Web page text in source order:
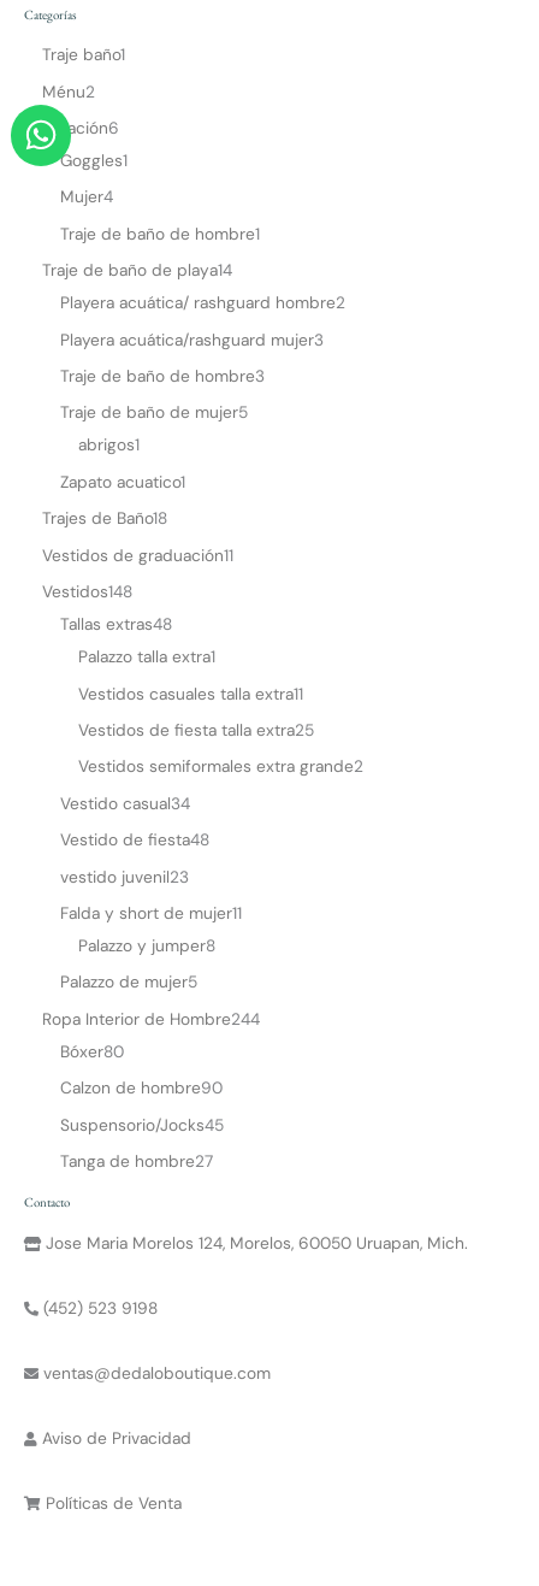
W
h
s
a
Categorías
Traje baño1
Ménu2
Natación6
Goggles1
Mujer4
Traje de baño de hombre1
Traje de baño de playa14
Playera acuática/ rashguard hombre2
Playera acuática/rashguard mujer3
Traje de baño de hombre3
Traje de baño de mujer5
abrigos1
Zapato acuatico1
Trajes de Baño18
Vestidos de graduación11
Vestidos148
Tallas extras48
Palazzo talla extra1
Vestidos casuales talla extra11
Vestidos de fiesta talla extra25
Vestidos semiformales extra grande2
Vestido casual34
Vestido de fiesta48
vestido juvenil23
Falda y short de mujer11
Palazzo y jumper8
Palazzo de mujer5
Ropa Interior de Hombre244
Bóxer80
Calzon de hombre90
Suspensorio/Jocks45
Tanga de hombre27
Contacto
Jose Maria Morelos 124, Morelos, 60050 Uruapan, Mich.
(452) 523 9198
ventas@dedaloboutique.com
Aviso de Privacidad
Políticas de Venta